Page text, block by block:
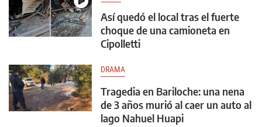
Así quedó el local tras el fuerte
choque de una camioneta en
Cipolletti
DRAMA
Tragedia en Bariloche: una nena
de 3 años murió al caer un auto al
lago Nahuel Huapi